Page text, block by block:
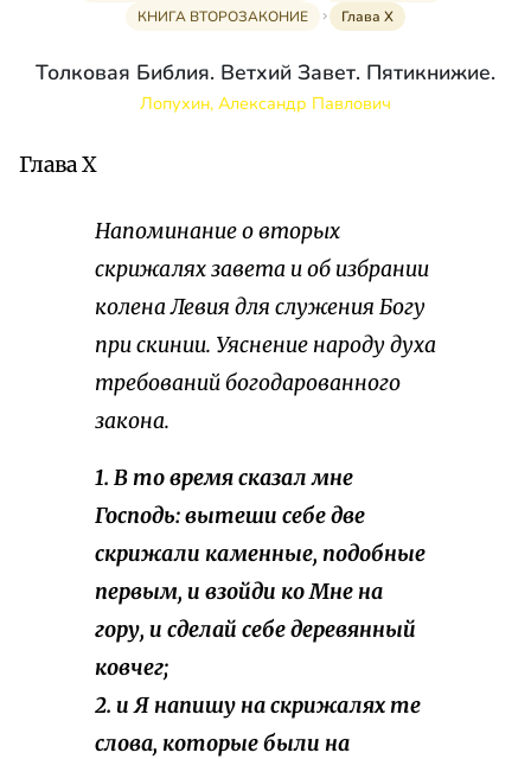
КНИГА ВТОРОЗАКОНИЕ
Глава X
Толковая Библия. Ветхий Завет. Пятикнижие.
Лопухин, Александр Павлович
Глава X
Напоминание о вторых
скрижалях завета и об избрании
колена Левия для служения Богу
при скинии. Уяснение народу духа
требований богодарованного
закона.
1. В то время сказал мне
Господь: вытеши себе две
скрижали каменные, подобные
первым, и взойди ко Мне на
гору, и сделай себе деревянный
ковчег;
2. и Я напишу на скрижалях те
слова, которые были на